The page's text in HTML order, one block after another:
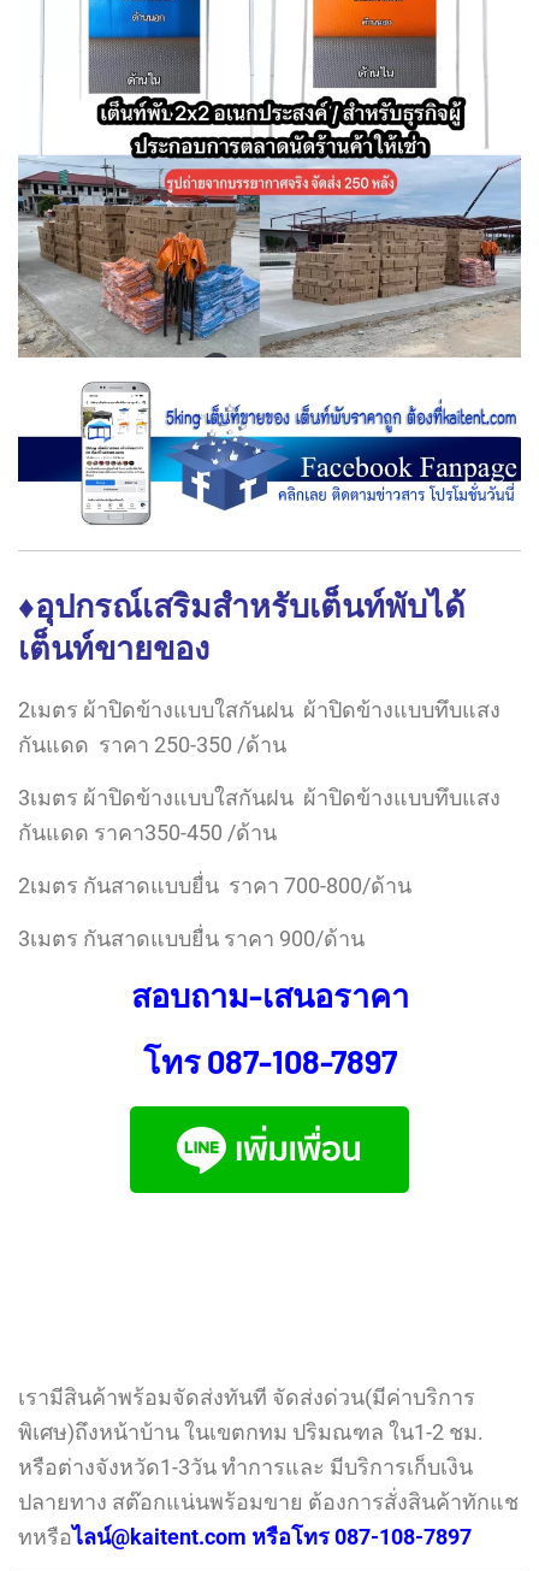
♦อุปกรณ์เสริมสำหรับเต็นท์พับได้
เต็นท์ขายของ
2เมตร ผ้าปิดข้างแบบใสกันฝน ผ้าปิดข้างแบบทึบแสง
กันแดด ราคา 250-350 /ด้าน
3เมตร ผ้าปิดข้างแบบใสกันฝน ผ้าปิดข้างแบบทึบแสง
กันแดด ราคา350-450 /ด้าน
2เมตร กันสาดแบบยื่น ราคา 700-800/ด้าน
3เมตร กันสาดแบบยื่น ราคา 900/ด้าน
สอบถาม-เสนอราคา
โทร087-108-7897
เรามีสินค้าพร้อมจัดส่งทันที จัดส่งด่วน(มีค่าบริการ
พิเศษ)ถึงหน้าบ้าน ในเขตกทม ปริมณฑล ใน1-2 ชม.
หรือต่างจังหวัด1-3วัน ทำการและ มีบริการเก็บเงิน
ปลายทาง สต๊อกแน่นพร้อมขาย ต้องการสั่งสินค้าทักแช
ทหรือไลน์@kaitent.com หรือโทร 087-108-7897